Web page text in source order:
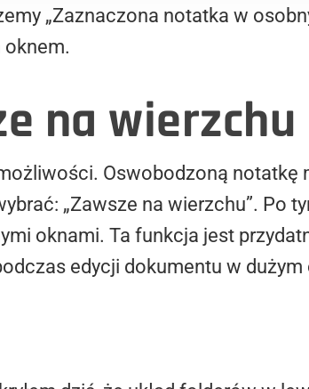
„Zaznaczona notatka w
oknem.
na wierzchu
Oswobodzoną notatkę
„Zawsze na wierzchu”.
oknami. Ta funkcja jest
edycji dokumentu w dużym